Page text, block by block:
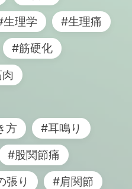
生理学
#生理痛
#筋硬化
方
#耳鳴り
#股関節痛
張り
#肩関節